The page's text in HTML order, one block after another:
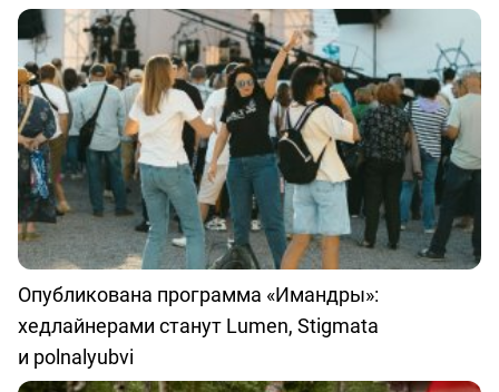
Опубликована программа «Имандры»:
хедлайнерами станут Lumen, Stigmata
и polnalyubvi